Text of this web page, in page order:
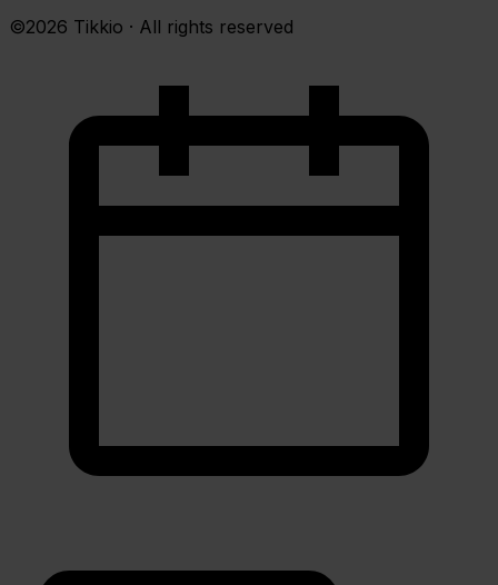
©2026 Tikkio · All rights reserved